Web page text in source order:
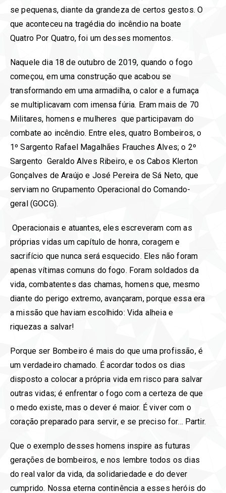
se pequenas, diante da grandeza de certos gestos. O
que aconteceu na tragédia do incêndio na boate
Quatro Por Quatro, foi um desses momentos.
Naquele dia 18 de outubro de 2019, quando o fogo
começou, em uma construção que acabou se
transformando em uma armadilha, o calor e a fumaça
se multiplicavam com imensa fúria. Eram mais de 70
Militares, homens e mulheres que participavam do
combate ao incêndio. Entre eles, quatro Bombeiros, o
1º Sargento Rafael Magalhães Frauches Alves; o 2º
Sargento Geraldo Alves Ribeiro, e os Cabos Klerton
Gonçalves de Araújo e José Pereira de Sá Neto, que
serviam no Grupamento Operacional do Comando-
geral (GOCG).
Operacionais e atuantes, eles escreveram com as
próprias vidas um capítulo de honra, coragem e
sacrifício que nunca será esquecido. Eles não foram
apenas vítimas comuns do fogo. Foram soldados da
vida, combatentes das chamas, homens que, mesmo
diante do perigo extremo, avançaram, porque essa era
a missão que haviam escolhido: Vida alheia e
riquezas a salvar!
Porque ser Bombeiro é mais do que uma profissão, é
um verdadeiro chamado. É acordar todos os dias
disposto a colocar a própria vida em risco para salvar
outras vidas; é enfrentar o fogo com a certeza de que
o medo existe, mas o dever é maior. É viver com o
coração preparado para servir, e se preciso for… Partir.
Que o exemplo desses homens inspire as futuras
gerações de bombeiros, e nos lembre todos os dias
do real valor da vida, da solidariedade e do dever
cumprido. Nossa eterna continência a esses heróis do